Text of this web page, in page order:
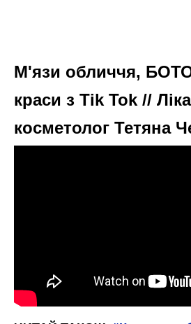
М'язи обличчя,
краси з Tik Tok //
косметолог Тетяна